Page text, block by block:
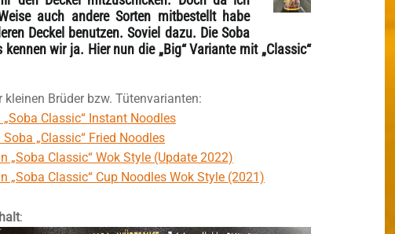
auch andere Sorten mitbestellt habe
Deckel benutzen. Soviel dazu. Die Soba
kennen wir ja. Hier nun die „Big“ Variante mit „Classic“
kleinen Brüder bzw. Tütenvarianten:
Classic“ Instant Noodles
„Classic“ Fried Noodles
„Soba Classic“ Wok Style (Update 2022)
„Soba Classic“ Cup Noodles Wok Style (2021)
: